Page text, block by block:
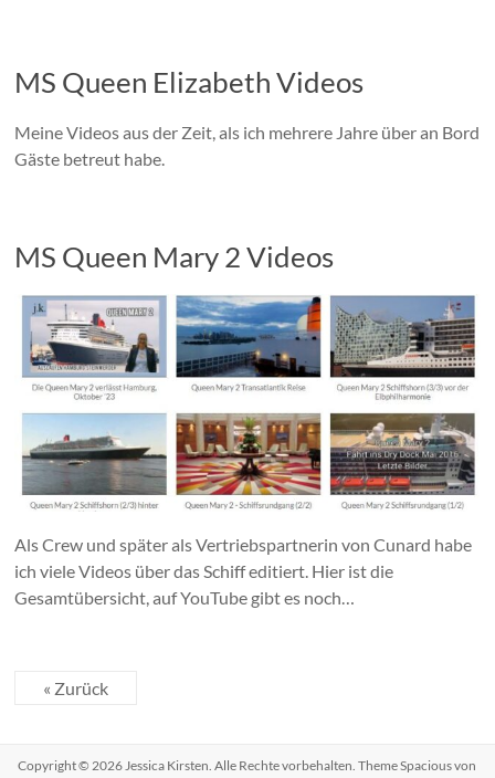
MS Queen Elizabeth Videos
Meine Videos aus der Zeit, als ich mehrere Jahre über an Bord
Gäste betreut habe.
MS Queen Mary 2 Videos
Als Crew und später als Vertriebspartnerin von Cunard habe
ich viele Videos über das Schiff editiert. Hier ist die
Gesamtübersicht, auf YouTube gibt es noch…
« Zurück
Copyright © 2026 Jessica Kirsten . Alle Rechte vorbehalten. ThemeSpaciousvon